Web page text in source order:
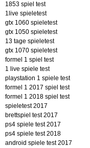
1853 spiel test
1live spieletest
gtx 1060 spieletest
gtx 1050 spieletest
13 tage spieletest
gtx 1070 spieletest
formel 1 spiel test
1 live spiele test
playstation 1 spiele test
formel 1 2017 spiel test
formel 1 2018 spiel test
spieletest 2017
brettspiel test 2017
ps4 spiele test 2017
ps4 spiele test 2018
android spiele test 2017